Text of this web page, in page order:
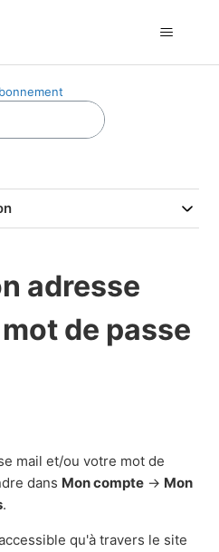
adresse
de passe
mail et/ou votre mot de
dans Mon compte -> Mon
.
qu'à travers le site